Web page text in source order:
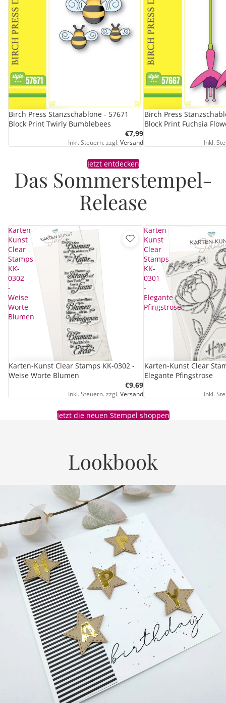
Birch Press Stanzschablone - 57671
Block Print Twirly Bumblebees
€7,99
Inkl. Steuern. zzgl. Versand
Birch Press
Block Print Fuchsia
Inkl.
Jetzt entdecken
Das Sommerstempel-
Release
Karten-
Kunst
Clear
Stamps
KK-
0302
-
Weise
Worte
Blumen
Karten-Kunst Clear Stamps KK-0302 -
Weise Worte Blumen
€9,69
Inkl. Steuern. zzgl. Versand
Karten-
Kunst
Clear
Stamps
KK-
0301
-
Elegante
Pfingstrose
Karten-Kunst Clear
Elegante Pfingstrose
Inkl.
Jetzt die neuen Stempel shoppen
Lookbook